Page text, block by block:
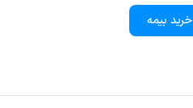
خرید بیمه